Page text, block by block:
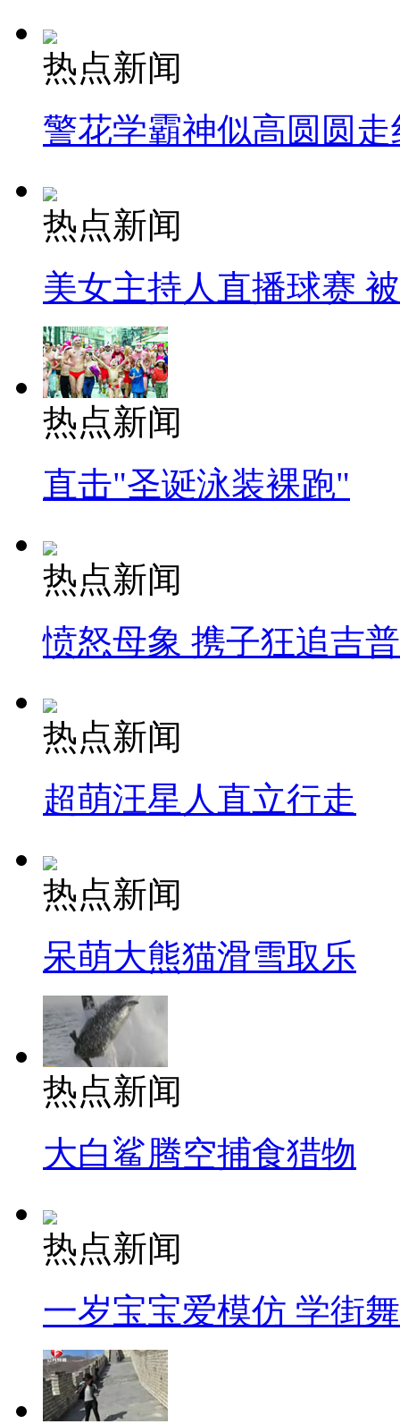
热点新闻
警花学霸神似高圆圆走
热点新闻
美女主持人直播球赛
热点新闻
直击"圣诞泳装裸跑"
热点新闻
愤怒母象 携子狂追吉
热点新闻
超萌汪星人直立行走
热点新闻
呆萌大熊猫滑雪取乐
热点新闻
大白鲨腾空捕食猎物
热点新闻
一岁宝宝爱模仿 学街